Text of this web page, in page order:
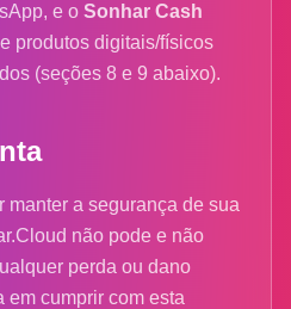
e o Sonhar Cash
produtos digitais/físicos
(seções 8 e 9 abaixo).
manter a segurança de sua
não pode e não
perda ou dano
em cumprir com esta